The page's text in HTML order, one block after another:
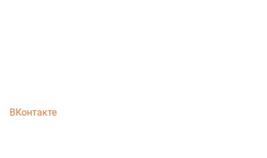
ВКонтакте